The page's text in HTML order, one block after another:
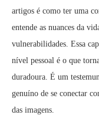
artigos é como ter uma
entende as nuances da
vulnerabilidades. Essa
nível pessoal é o que
duradoura. É um
genuíno de se conectar
das imagens.